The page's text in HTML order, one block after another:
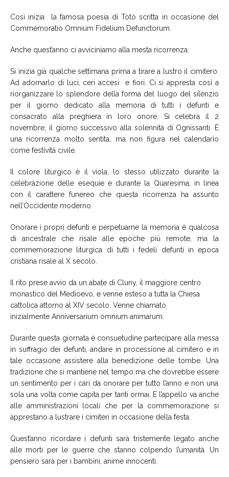
Così inizia la famosa poesia di Totò scritta in occasione del
Commemoratio Omnium Fidelium Defunctorum.
Anche quest’anno ci avviciniamo alla mesta ricorrenza.
Si inizia già qualche settimana prima a tirare a lustro il cimitero.
Ad adornarlo di luci, ceri accesi e fiori. Ci si appresta così a
riorganizzare lo splendore della forma del
luogo del silenzio
per il giorno dedicato alla memoria di tutti i defunti e
consacrato alla preghiera in loro onore. Si celebra il 2
novembre, il giorno successivo alla solennità di Ognissanti. È
una ricorrenza molto sentita, ma non figura nel calendario
come festività civile.
Il colore liturgico è il viola, lo stesso utilizzato durante la
celebrazione delle esequie e durante la Quaresima, in linea
con il carattere funereo che questa ricorrenza ha assunto
nell’Occidente moderno.
Onorare i propri defunti e perpetuarne la memoria è qualcosa
di ancestrale che risale alle epoche più remote, ma la
commemorazione liturgica di tutti i fedeli defunti in epoca
cristiana risale al X secolo.
Il rito prese avvio da un abate di Cluny, il maggiore centro
monastico del Medioevo, e venne esteso a tutta la Chiesa
cattolica attorno al XIV secolo. Venne chiamato
inizialmente Anniversarium omnium animarum
Durante questa giornata è consuetudine partecipare alla messa
in suffragio dei defunti, andare in processione al cimitero e in
tale occasione assistere alla benedizione delle tombe. Una
tradizione che si mantiene nel tempo ma che dovrebbe essere
un sentimento per i cari da onorare per tutto l’anno e non una
sola una volta come capita per tanti ormai. E l’appello va anche
alle amministrazioni locali che per la commemorazione si
apprestano a lustrare i cimiteri in occasione della festa
Quest’anno ricordare i defunti sarà tristemente legato anche
alle morti per le guerre che stanno colpendo l’umanità. Un
pensiero sarà per i bambini, anime innocenti.